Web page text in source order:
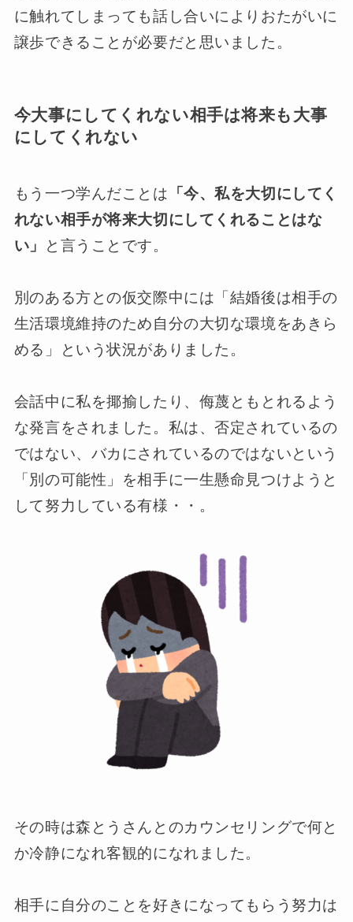
に触れてしまっても話し合いによりおたがいに
譲歩できることが必要だと思いました。
今大事にしてくれない相手は将来も大事
にしてくれない
もう一つ学んだことは 「今、私を大切にしてく
れない相手が将来大切にしてくれることはな
い」
と言うことです。
別のある方との仮交際中には「結婚後は相手の
生活環境維持のため自分の大切な環境をあきら
める」という状況がありました。
会話中に私を揶揄したり、侮蔑ともとれるよう
な発言をされました。私は、否定されているの
ではない、バカにされているのではないという
「別の可能性」を相手に一生懸命見つけようと
して努力している有様・・。
その時は森とうさんとのカウンセリングで何と
か冷静になれ客観的になれました。
相手に自分のことを好きになってもらう努力は